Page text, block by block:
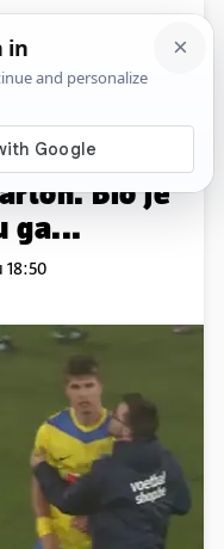
Komentari
sucu u
Bio je
ga...
18:50